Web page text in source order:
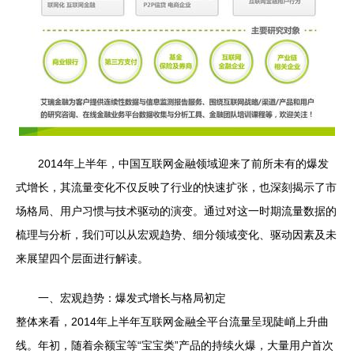
2014年上半年，中国互联网金融领域迎来了前所未有的爆发
式增长，其流量变化不仅反映了行业的快速扩张，也深刻揭示了市
场格局、用户习惯与技术驱动的演变。通过对这一时期流量数据的
梳理与分析，我们可以从宏观趋势、细分领域变化、驱动因素及未
来展望四个层面进行解读。
一、宏观趋势：爆发式增长与格局初定
整体来看，2014年上半年互联网金融全平台流量呈现陡峭上升曲
线。年初，随着余额宝等“宝宝类”产品的持续火爆，大量用户首次